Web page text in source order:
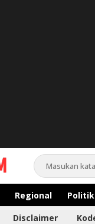
Regional Politik
Disclaimer